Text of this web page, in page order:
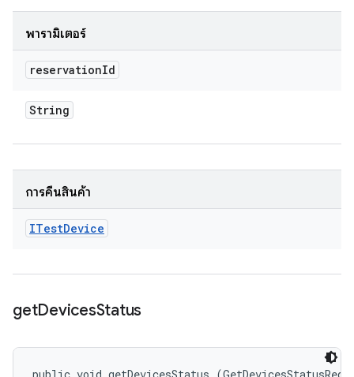
พารามิเตอร์
reservationId
String
การคืนสินค้า
ITestDevice
getDevicesStatus